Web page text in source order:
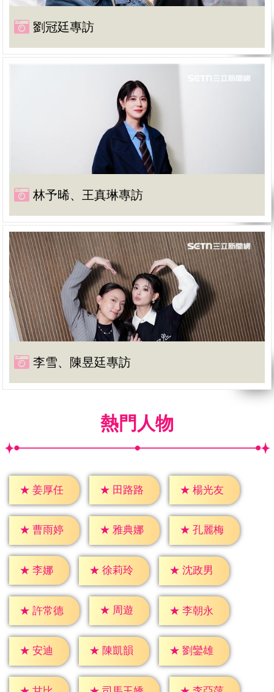
劉冠廷專訪
林予晞、王真琳專訪
李雪、陳昱廷專訪
熱門人物
★ 姜厚任 ★ 田路路 ★ 楊光友
★ 曹雨婷 ★ 雅典娜 ★ 孔麗梅
★ 李娜 ★ 徐莉玲 ★ 沈政男
★ 許常德 ★ 周遊 ★ 李朝永
★ 安迪 ★ 陳凱韻 ★ 劉鑾雄